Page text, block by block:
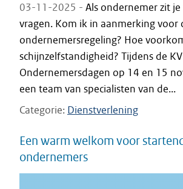
03-11-2025 - Als ondernemer zit je
vragen. Kom ik in aanmerking voor
ondernemersregeling? Hoe
schijnzelfstandigheid? Tijdens de
Ondernemersdagen op 14 en 15
een team van specialisten van de...
Categorie Dienstverlening
Een warm welkom voor
ondernemers